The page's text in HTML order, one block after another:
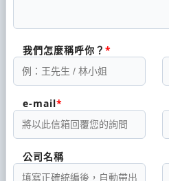
我們怎麼稱呼你？
e-mail
公司名稱